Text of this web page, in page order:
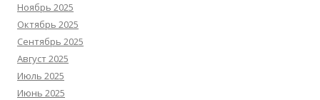
Ноябрь 2025
Октябрь 2025
Сентябрь 2025
Август 2025
Июль 2025
Июнь 2025